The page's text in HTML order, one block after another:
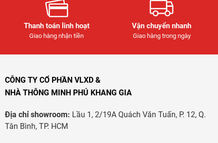
Thanh toán linh hoạt
Giao hàng nhận tiền
Vận chuyển nhanh
Giao hàng trong ngày
CÔNG TY CỔ PHẦN VLXD &
NHÀ THÔNG MINH PHÚ KHANG GIA
Địa chỉ showroom: Lầu 1, 2/19A Quách Văn Tuấn, P. 12, Q.
Tân Bình, TP. HCM